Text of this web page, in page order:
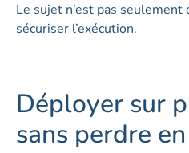
Le sujet n’est pas
sécuriser l’exécution.
Déployer sur
sans perdre